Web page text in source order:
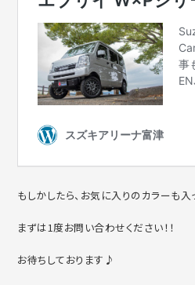
もしかしたら、お気に入りのカラーも入
まずは1度お問い合わせください！！
お待ちしております♪